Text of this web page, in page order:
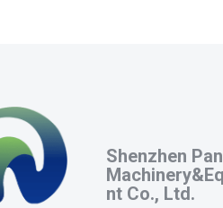
Shenzhen
nt Co., Ltd.